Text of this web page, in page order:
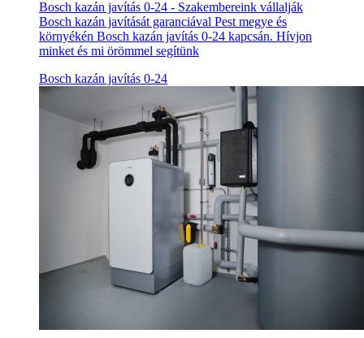
Bosch kazán javítás 0-24 - Szakembereink vállalják
Bosch kazán javítását garanciával Pest megye és
környékén Bosch kazán javítás 0-24 kapcsán. Hívjon
minket és mi örömmel segítünk
Bosch kazán javítás 0-24